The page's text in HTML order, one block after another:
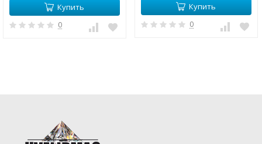
Купить
0
Купить
0